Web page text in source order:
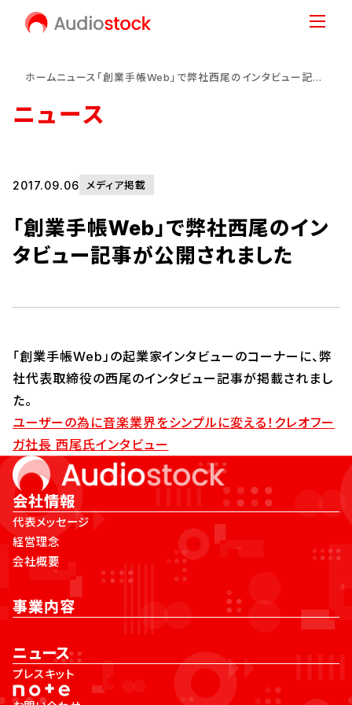
ホームニュース 「創業手帳Web」で弊社西尾のインタビュー記事が公開されました
ニュース
2017.09.06 メディア掲載
「創業手帳Web」で弊社西尾のイン
タビュー記事が公開されました
「創業手帳Web」の起業家インタビューのコーナーに、弊
社代表取締役の西尾のインタビュー記事が掲載されまし
た。
ユーザーの為に音楽業界をシンプルに変える！クレオフー
ガ社長 西尾氏インタビュー
会社情報
代表メッセージ
経営理念
会社概要
事業内容
ニュース
プレスキット